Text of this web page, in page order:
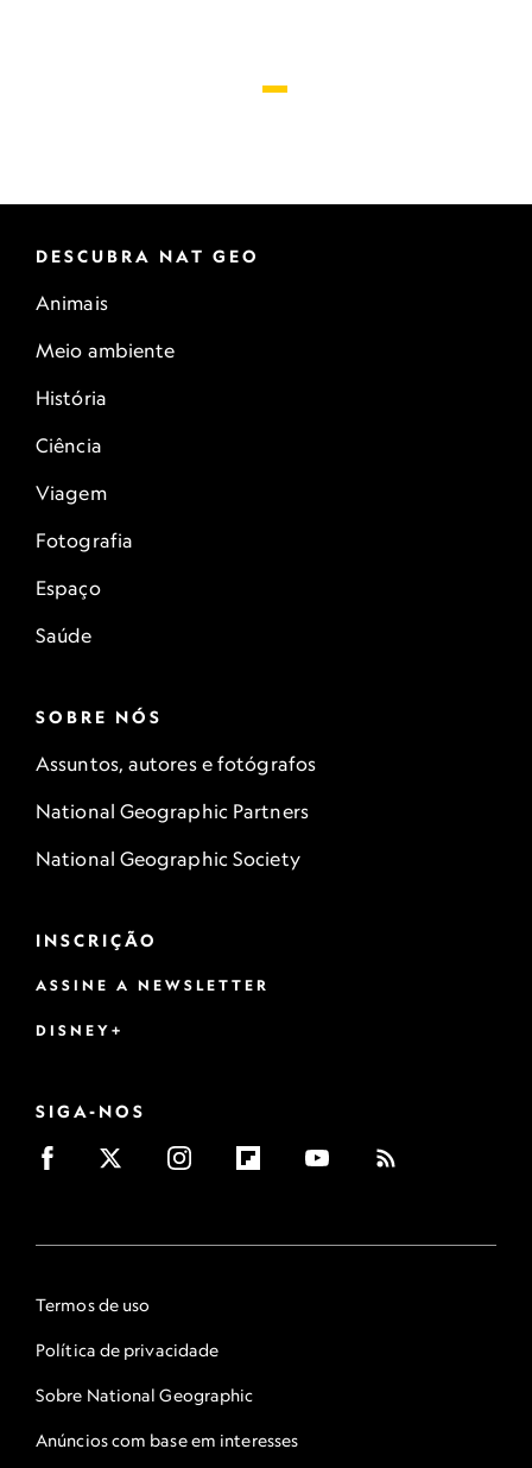
DESCUBRA NAT GEO
Animais
Meio ambiente
História
Ciência
Viagem
Fotografia
Espaço
Saúde
SOBRE NÓS
Assuntos, autores e fotógrafos
National Geographic Partners
National Geographic Society
INSCRIÇÃO
ASSINE A NEWSLETTER
DISNEY+
SIGA-NOS
Termos de uso
Política de privacidade
Sobre National Geographic
Anúncios com base em interesses